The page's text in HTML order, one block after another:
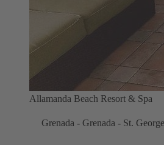
Allamanda Beach Resort & Spa
Grenada - Grenada - St.